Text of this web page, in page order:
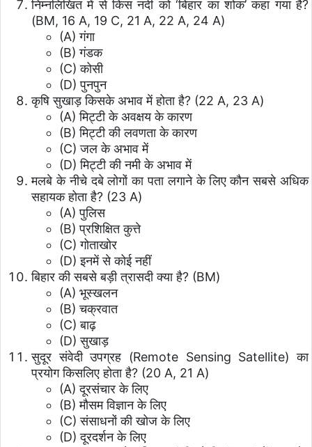
निम्नलिखित में से किस नदी को ‘बिहार का शोक’ कहा गया है?
(BM, 16 A, 19 C, 21 A, 22 A, 24 A)
(A) गंगा
(B) गंडक
(C) कोसी
(D) पुनपुन
कृषि सुखाड़ किसके अभाव में होता है? (22 A, 23 A)
(A) मिट्टी के अवक्षय के कारण
(B) मिट्टी की लवणता के कारण
(C) जल के अभाव में
(D) मिट्टी की नमी के अभाव में
मलबे के नीचे दबे लोगों का पता लगाने के लिए कौन सबसे अधिक
सहायक होता है? (23 A)
(A) पुलिस
(B) प्रशिक्षित कुत्ते
(C) गोताखोर
(D) इनमें से कोई नहीं
बिहार की सबसे बड़ी त्रासदी क्या है? (BM)
(A) भूस्खलन
(B) चक्रवात
(C) बाढ़
(D) सुखाड़
सुदूर संवेदी उपग्रह (Remote Sensing Satellite) का
प्रयोग किसलिए होता है? (20 A, 21 A)
(A) दूरसंचार के लिए
(B) मौसम विज्ञान के लिए
(C) संसाधनों की खोज के लिए
(D) दूरदर्शन के लिए